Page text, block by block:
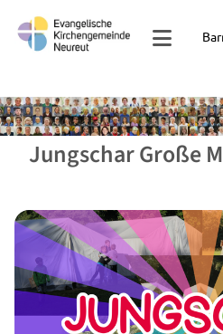
Jungschar Große